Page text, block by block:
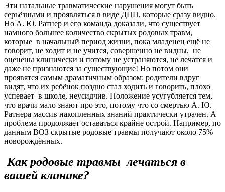
Эти натальные травматические нарушения могут быть
серьёзными и проявляться в виде ДЦП, которые сразу видно.
Но А. Ю. Ратнер и его команда доказали, что существует
намного большее количество скрытых родовых травм,
которые в начальный период жизни, пока младенец ещё не
говорит, не ходит и не учится, совершенно не видны, не
оценены клинически и потому не устраняются, не лечатся и
даже не признаются за существующие! Но потом они
проявятся самым драматичным образом: родители вдруг
видят, что их ребёнок поздно стал ходить и говорить, плохо
успевает в школе, неусидчив. Положение усугубляется тем,
что врачи мало знают про это, потому что со смертью А. Ю.
Ратнера массив накопленных знаний практически утрачен. А
проблема продолжает оставаться крайне острой. Например, по
данным ВОЗ скрытые родовые травмы получают около 75%
новорождённых.
Как родовые травмы лечаться в
вашей клинике?